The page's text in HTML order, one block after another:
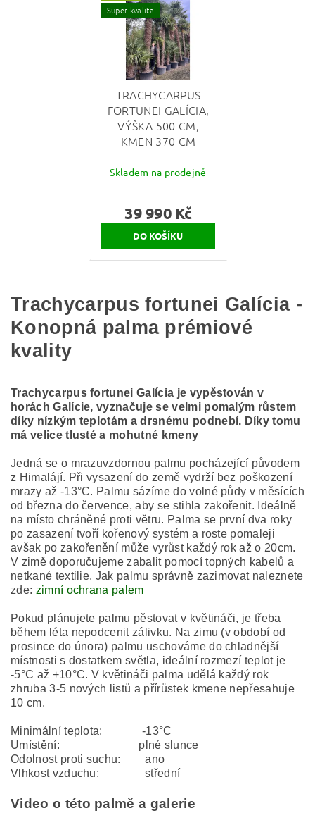
Trachycarpus fortunei Galícia -
Konopná palma prémiové
kvality
Trachycarpus fortunei Galícia je vypěstován v
horách Galície, vyznačuje se velmi pomalým růstem
díky nízkým teplotám a drsnému podnebí. Díky tomu
má velice tlusté a mohutné kmeny
Jedná se o mrazuvzdornou palmu pocházející původem
z Himalájí. Při vysazení do země vydrží bez poškození
mrazy až -13°C. Palmu sázíme do volné půdy v měsících
od března do července, aby se stihla zakořenit. Ideálně
na místo chráněné proti větru. Palma se první dva roky
po zasazení tvoří kořenový systém a roste pomaleji
avšak po zakořenění může vyrůst každý rok až o 20cm.
V zimě doporučujeme zabalit pomocí topných kabelů a
netkané textilie. Jak palmu správně zazimovat naleznete
zde: zimní ochrana palem
Pokud plánujete palmu pěstovat v květináči, je třeba
během léta nepodcenit zálivku. Na zimu (v období od
prosince do února) palmu uschováme do chladnější
místnosti s dostatkem světla, ideální rozmezí teplot je
-5°C až +10°C. V květináči palma udělá každý rok
zhruba 3-5 nových listů a přírůstek kmene nepřesahuje
10 cm.
Minimální teplota: -13°C
Umístění: plné slunce
Odolnost proti suchu: ano
Vlhkost vzduchu: střední
Video o této palmě a galerie
Super kvalita
TRACHYCARPUS
FORTUNEI GALÍCIA,
VÝŠKA 500 CM,
KMEN 370 CM
Skladem na prodejně
39 990 Kč